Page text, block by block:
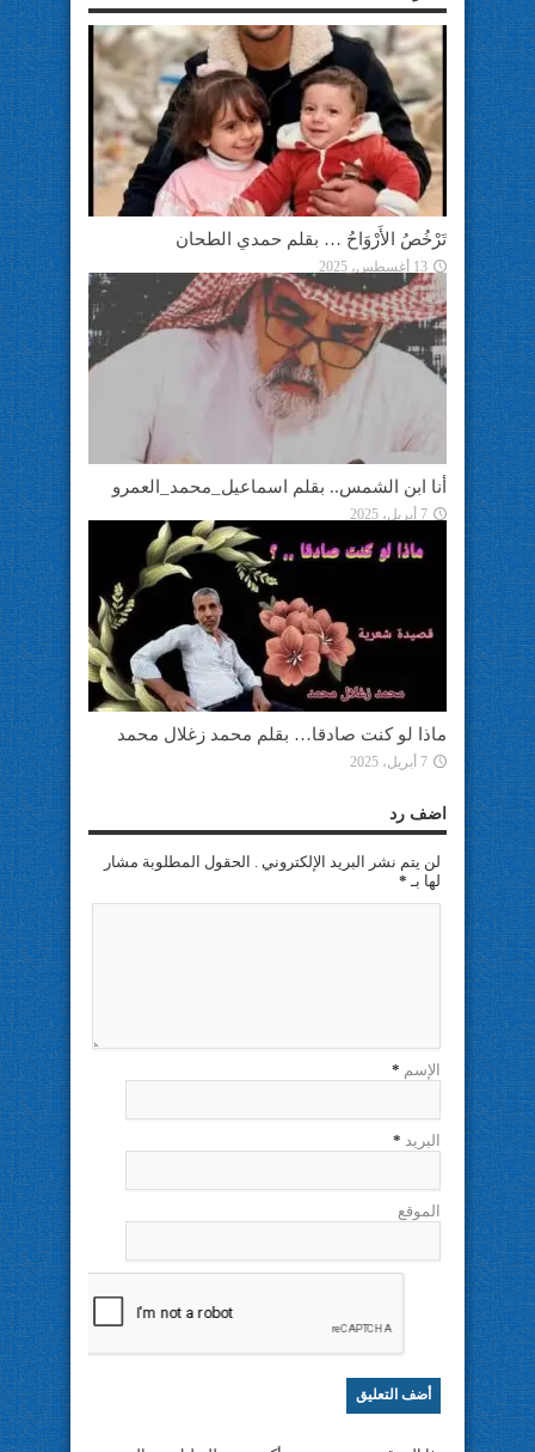
تَرْخُصُ الأَرْوَاحُ … بقلم حمدي الطحان
13 أغسطس، 2025
أنا ابن الشمس.. بقلم اسماعيل_محمد_العمرو
7 أبريل، 2025
ماذا لو كنت صادقا… بقلم محمد زغلال محمد
7 أبريل، 2025
اضف رد
لن يتم نشر البريد الإلكتروني . الحقول المطلوبة مشار
لها بـ *
الإسم *
البريد *
الموقع